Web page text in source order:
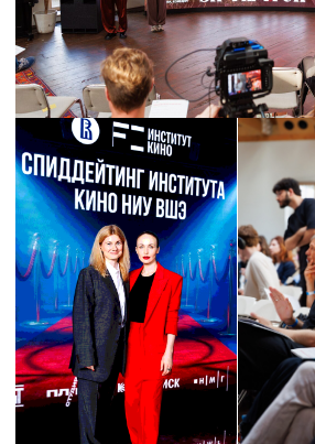
Анна Маркова, Валерия Кушнир
«Чужие в доме» — Владимир
Кисаров
«Ил-2» — Алексей Мальцев
«Стрелок» — Армен Багдасарян,
Алексей Кондрашкин
«Неудобная правда» — Виктория
Цурюпа, Анна Снаткина
«Хорошие дети молчат» — Пётр
Елисеев
«Любовь на выдержке» — Ксения
Дмитриева
С полным списком проектов питчинга
и их описанием можно ознакомиться
в материале «Новостей
кинопроизводства». В нем — разработки
в широком жанровом диапазоне:
от триллеров и комедий до драмеди
и байопика.